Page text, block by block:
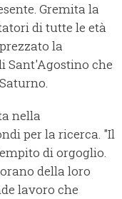
Gremita la
di tutte le età
la
Sant'Agostino che
nella
per la ricerca. "Il
di orgoglio.
della loro
lavoro che